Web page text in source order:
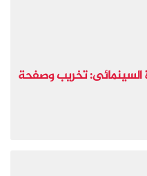
السينمائى: تخريب وصفحة